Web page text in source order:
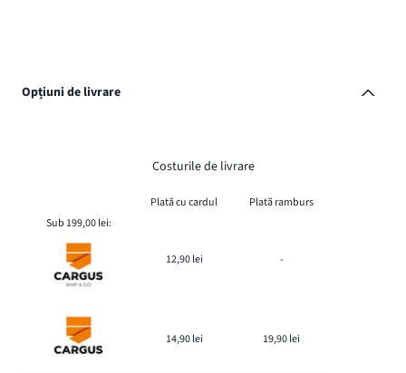
Opțiuni de livrare
Costurile de livrare
Plată cu cardul
Plată ramburs
Sub 199,00 lei:
12,90 lei -
14,90 lei 19,90 lei